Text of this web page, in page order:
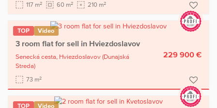
117 m2 60 m2 210 m2
TOP Video
3 room flat for sell in Hviezdoslavov
Senecká cesta, Hviezdoslavov (Dunajská
Streda)
73 m2
229 900 €
TOP Video